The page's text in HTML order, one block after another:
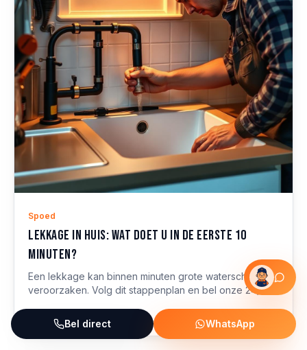
Spoed
Lekkage in huis: wat doet u in de eerste 10
minuten?
Een lekkage kan binnen minuten grote waterschade
veroorzaken. Volg dit stappenplan en bel onze 24/7
Bel direct
WhatsApp